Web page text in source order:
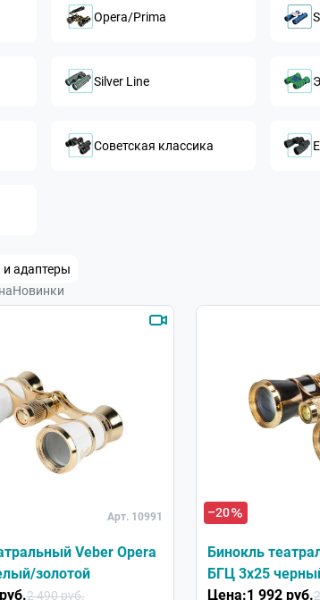
Opera/Prima
Silver Line
Советская классика
адаптеры
Новинки
Арт. 10991
Veber Opera
золотой
2 490 руб.
–20
Бинокль
БГЦ 3x25
Цена:1 992 руб.